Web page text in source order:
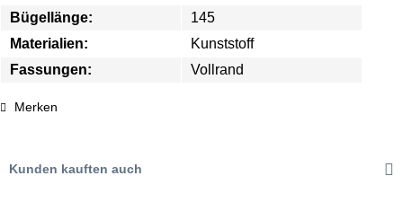
Bügellänge:
145
Materialien:
Kunststoff
Fassungen:
Vollrand
Merken
Kunden kauften auch